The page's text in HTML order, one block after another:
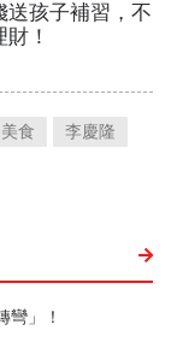
美食
李慶隆
彎」！